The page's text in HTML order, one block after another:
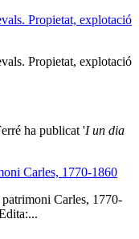
Propietat, explotació
Propietat, explotació
ha publicat 'I un dia
Carles, 1770-1860
Carles, 1770-